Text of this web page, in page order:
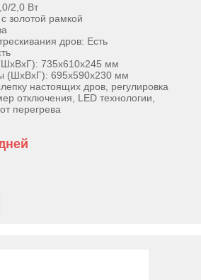
2,0 Вт
золотой рамкой
дров: Есть
735х610х245 мм
(ШхВхГ): 695х590х230 мм
настоящих дров, регулировка
отключения, LED технологии,
перегрева